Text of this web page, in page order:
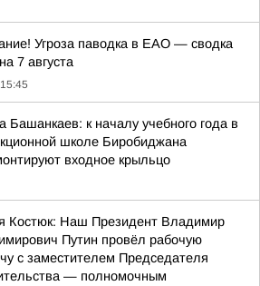
Угроза паводка в ЕАО — сводка
7 августа
15:45
Башанкаев: к началу учебного года в
школе Биробиджана
входное крыльцо
Костюк: Наш Президент Владимир
Путин провёл рабочую
с заместителем Председателя
— полномочным